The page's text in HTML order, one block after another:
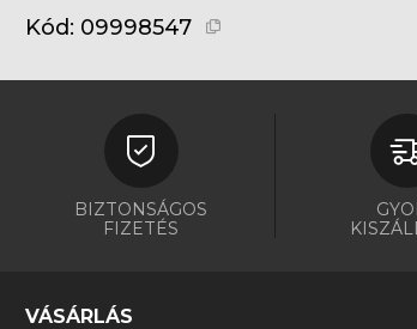
Kód: 09998547
BIZTONSÁGOS
FIZETÉS
VÁSÁRLÁS